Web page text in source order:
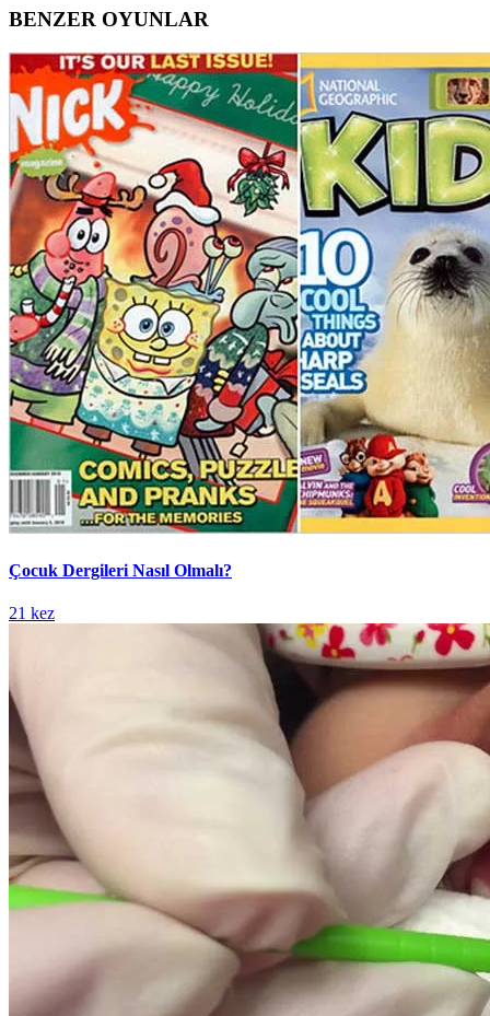
BENZER OYUNLAR
Çocuk Dergileri Nasıl Olmalı?
21 kez